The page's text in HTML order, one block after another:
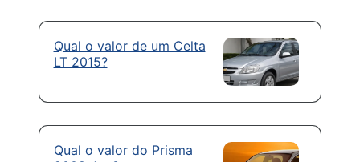
Qual o valor de um Celta
LT 2015?
Qual o valor do Prisma